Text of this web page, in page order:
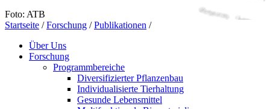
Foto: ATB
Startseite / Forschung / Publikationen /
Über Uns
Forschung
Programmbereiche
Diversifizierter Pflanzenbau
Individualisierte Tierhaltung
Gesunde Lebensmittel